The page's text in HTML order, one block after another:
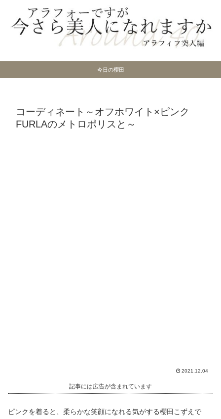
今日の櫻田
コーディネート～オフホワイト×ピンク
FURLAのメトロポリスと～
2021.12.04
記事には広告が含まれています
ピンクを着ると、柔らかな笑顔になれる気がする櫻田こずえで